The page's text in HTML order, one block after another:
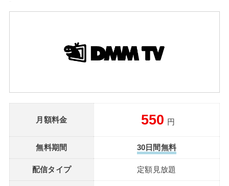
月額料金 550 円
無料期間 30日間無料
配信タイプ 定額見放題